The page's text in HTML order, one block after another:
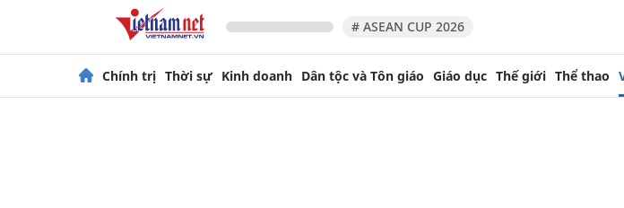
# ASEAN CUP 2026
Chính trị Thời sự Kinh doanh Dân tộc và Tôn giáo Giáo dục Thế giới Thể thao